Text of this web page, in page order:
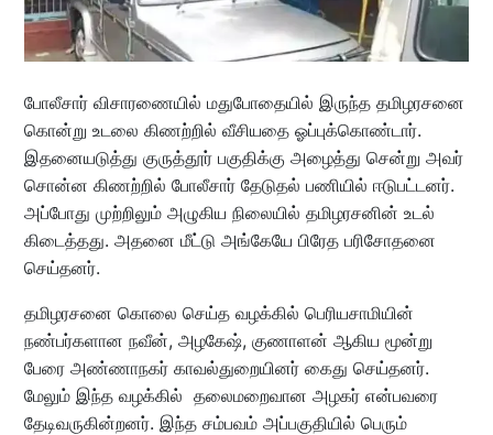
போலீசார் விசாரணையில் மதுபோதையில் இருந்த தமிழரசனை
கொன்று உடலை கிணற்றில் வீசியதை ஓப்புக்கொண்டார்.
இதனையடுத்து குருத்தூர் பகுதிக்கு அழைத்து சென்று அவர்
சொன்ன கிணற்றில் போலீசார் தேடுதல் பணியில் ஈடுபட்டனர்.
அப்போது முற்றிலும் அழுகிய நிலையில் தமிழரசனின் உடல்
கிடைத்தது. அதனை மீட்டு அங்கேயே பிரேத பரிசோதனை
செய்தனர்.
தமிழரசனை கொலை செய்த வழக்கில் பெரியசாமியின்
நண்பர்களான நவீன், அழகேஷ், குணாளன் ஆகிய மூன்று
பேரை அண்ணாநகர் காவல்துறையினர் கைது செய்தனர்.
மேலும் இந்த வழக்கில் தலைமறைவான அழகர் என்பவரை
தேடிவருகின்றனர். இந்த சம்பவம் அப்பகுதியில் பெரும்